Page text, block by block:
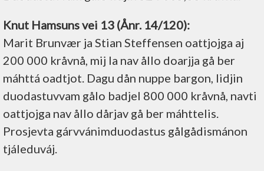
Knut Hamsuns vei 13 (Ånr. 14/120):
Marit Brunvær ja Stian Steffensen oattjojga aj
200 000 kråvnå, mij la nav ållo doarjja gå ber
máhttá oadtjot. Dagu dån nuppe bargon, lidjin
duodastuvvam gålo badjel 800 000 kråvnå, navti
oattjojga nav ållo dårjav gå ber máhttelis.
Prosjevta gárvvánimduodastus gålgådismánon
tjáleduváj.